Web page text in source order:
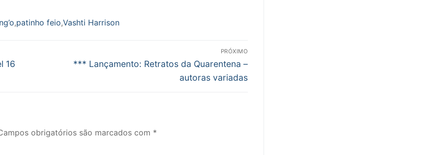
,patinho feio,Vashti Harrison
16
PRÓXIMO
Próximo
*** Lançamento: Retratos da Quarentena –
autoras variadas
obrigatórios são marcados com *